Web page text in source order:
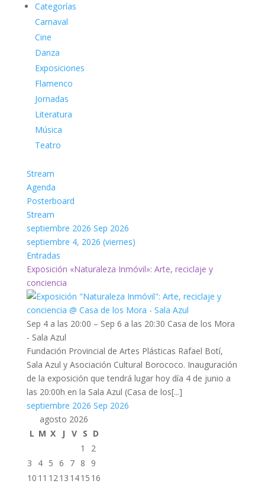
Categorías
Carnaval
Cine
Danza
Exposiciones
Flamenco
Jornadas
Literatura
Música
Teatro
Stream
Agenda
Posterboard
Stream
septiembre 2026 Sep 2026
septiembre 4, 2026 (viernes)
Entradas
Exposición «Naturaleza Inmóvil»: Arte, reciclaje y
conciencia
Sep 4 a las 20:00 – Sep 6 a las 20:30 Casa de los Mora
- Sala Azul
Fundación Provincial de Artes Plásticas Rafael Botí,
Sala Azul y Asociación Cultural Borococo. Inauguración
de la exposición que tendrá lugar hoy día 4 de junio a
las 20:00h en la Sala Azul (Casa de los[...]
septiembre 2026 Sep 2026
agosto 2026
L M X J V S D
1
2
3
4 5 6 7 8
9
10 11 1213 1415 16